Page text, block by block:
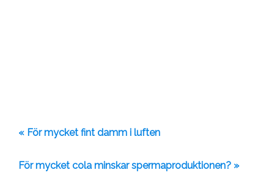
« För mycket fint damm i luften
För mycket cola minskar spermaproduktionen? »